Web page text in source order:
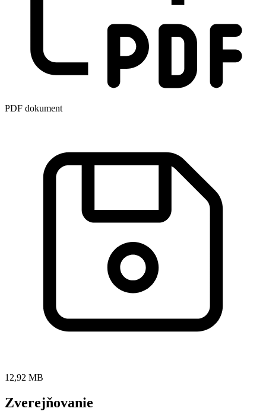
PDF dokument
12,92 MB
Zverejňovanie